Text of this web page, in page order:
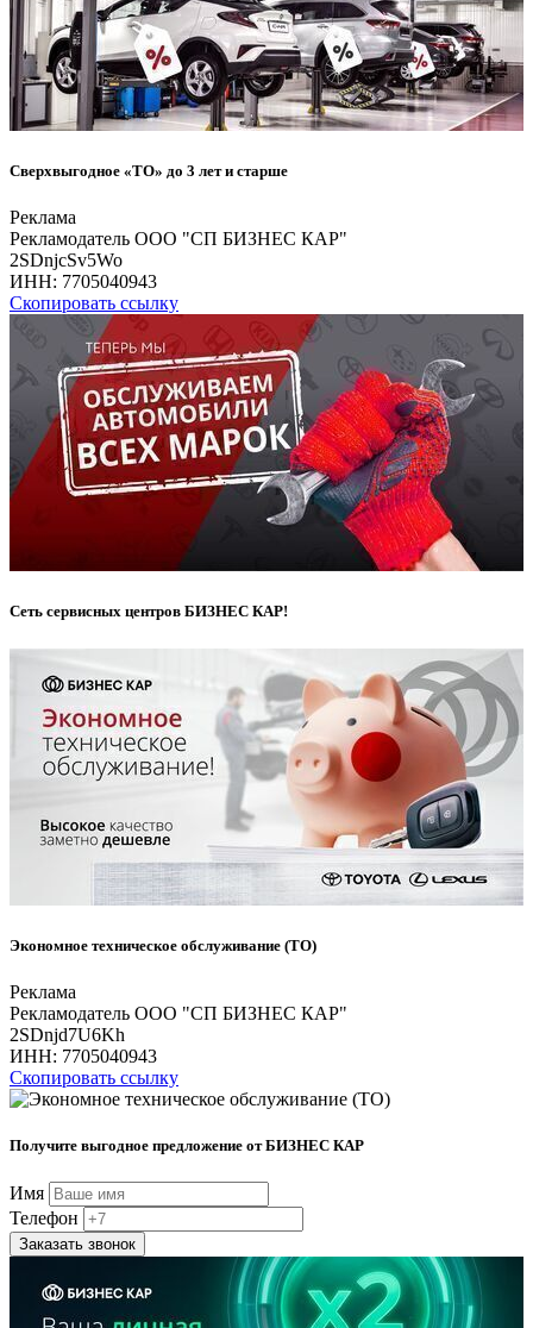
Сверхвыгодное «ТО» до 3 лет и старше
Реклама
Рекламодатель ООО "СП БИЗНЕС КАР"
2SDnjcSv5Wo
ИНН: 7705040943
Скопировать ссылку
Сеть сервисных центров БИЗНЕС КАР!
Экономное техническое обслуживание (ТО)
Реклама
Рекламодатель ООО "СП БИЗНЕС КАР"
2SDnjd7U6Kh
ИНН: 7705040943
Скопировать ссылку
Получите выгодное предложение от БИЗНЕС КАР
Имя
Телефон
Заказать звонок